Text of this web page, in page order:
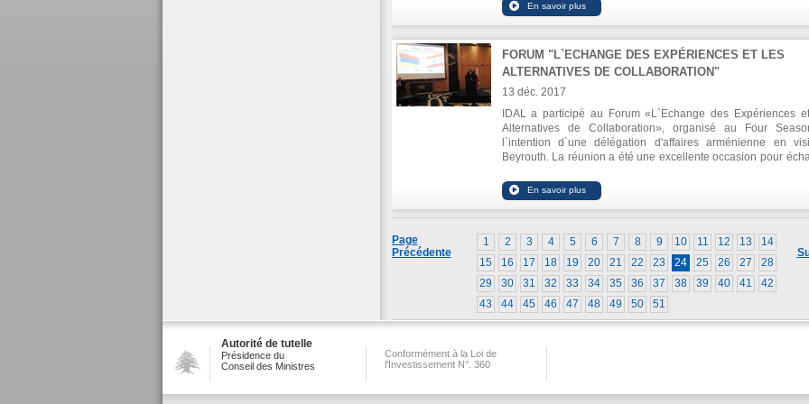
hausse de 60% par rapport à 2016, s'attendant à ce que ces
FORUM "L`ECHANGE DES EXPÉRIENCES ET LES
ALTERNATIVES DE COLLABORATION"
13 déc. 2017
IDAL a participé au Forum «L`Echange des Expériences
Alternatives de Collaboration», organisé au Four
l`intention d`une délégation d'affaires arménienne en
Beyrouth. La réunion a été une excellente occasion pour
l'Arménie et le Liban, principalement dans les secteurs
technologie, de l'industrie, de l'agriculture, de
pharmaceutique et autres secteurs prometteurs.
avantages concurrentiels que le Liban peut offrir aux
d'affaires ainsi que le lancement imminent de la BSU à IDAL.
1 2 3 4 5 6 7 8 9 10 11 12 13
14
15
16 17 18 19 20 21 22 23 24 25 26 27
28
29
30 31 32 33 34 35 36 37 38 39 40 41
42
43
44 45 46 47 48 49 50 51
Page
Précédente
Autorité de tutelle
Présidence du
Conseil des Ministres
Conformément à la Loi de
l'Investissement N°. 360